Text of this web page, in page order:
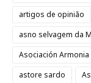
artigos de opinião
asno selvagem da
Asociación Armonia
astore sardo